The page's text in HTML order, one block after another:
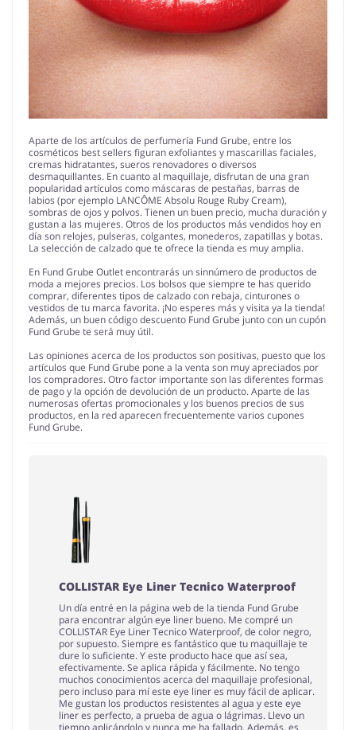
Aparte de los artículos de perfumería Fund Grube, entre los
cosméticos best sellers figuran exfoliantes y mascarillas faciales,
cremas hidratantes, sueros renovadores o diversos
desmaquillantes. En cuanto al maquillaje, disfrutan de una gran
popularidad artículos como máscaras de pestañas, barras de
labios (por ejemplo LANCÔME Absolu Rouge Ruby Cream),
sombras de ojos y polvos. Tienen un buen precio, mucha duración y
gustan a las mujeres. Otros de los productos más vendidos hoy en
día son relojes, pulseras, colgantes, monederos, zapatillas y botas.
La selección de calzado que te ofrece la tienda es muy amplia.
En Fund Grube Outlet encontrarás un sinnúmero de productos de
moda a mejores precios. Los bolsos que siempre te has querido
comprar, diferentes tipos de calzado con rebaja, cinturones o
vestidos de tu marca favorita. ¡No esperes más y visita ya la tienda!
Además, un buen código descuento Fund Grube junto con un cupón
Fund Grube te será muy útil.
Las opiniones acerca de los productos son positivas, puesto que los
artículos que Fund Grube pone a la venta son muy apreciados por
los compradores. Otro factor importante son las diferentes formas
de pago y la opción de devolución de un producto. Aparte de las
numerosas ofertas promocionales y los buenos precios de sus
productos, en la red aparecen frecuentemente varios cupones
Fund Grube.
COLLISTAR Eye Liner Tecnico Waterproof
Un día entré en la página web de la tienda Fund Grube
para encontrar algún eye liner bueno. Me compré un
COLLISTAR Eye Liner Tecnico Waterproof, de color negro,
por supuesto. Siempre es fantástico que tu maquillaje te
dure lo suficiente. Y este producto hace que así sea,
efectivamente. Se aplica rápida y fácilmente. No tengo
muchos conocimientos acerca del maquillaje profesional,
pero incluso para mí este eye liner es muy fácil de aplicar.
Me gustan los productos resistentes al agua y este eye
liner es perfecto, a prueba de agua o lágrimas. Llevo un
tiempo aplicándolo y nunca me ha fallado. Además, es